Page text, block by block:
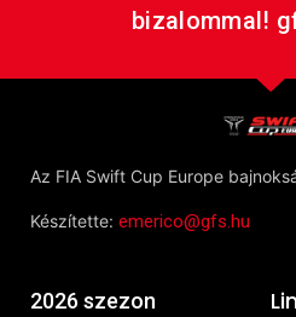
bizalommal!
Az FIA Swift Cup Europe
Készítette: emerico@gfs.hu
2026 szezon